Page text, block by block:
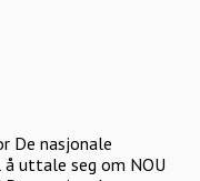
De nasjonale
uttale seg om NOU